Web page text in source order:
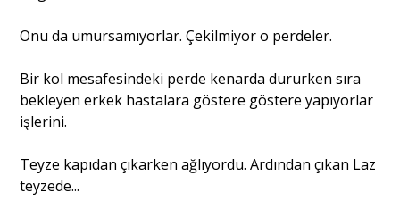
Onu da umursamıyorlar. Çekilmiyor o perdeler.
Bir kol mesafesindeki perde kenarda dururken sıra
bekleyen erkek hastalara göstere göstere yapıyorlar
işlerini.
Teyze kapıdan çıkarken ağlıyordu. Ardından çıkan Laz
teyzede...